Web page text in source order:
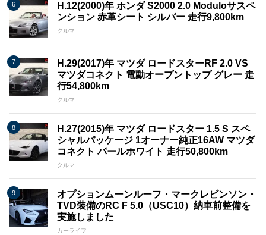
H.12(2000)年 ホンダ S2000 2.0 Moduloサスペ
ンション 赤革シート シルバー 走行9,800km
クルマ
H.29(2017)年 マツダ ロードスターRF 2.0 VS
マツダコネクト 電動オープントップ グレー 走
行54,800km
クルマ
H.27(2015)年 マツダ ロードスター 1.5 S スペ
シャルパッケージ 1オーナー純正16AW マツダ
コネクト パールホワイト 走行50,800km
クルマ
オプションムーンルーフ・マークレビンソン・
TVD装備のRC F 5.0（USC10）納車前整備を
実施しました
カーライフ